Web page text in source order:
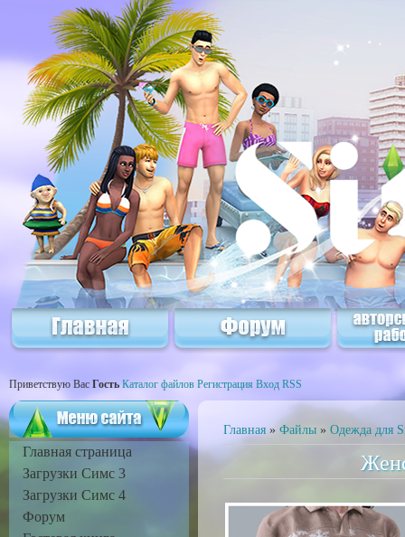
Приветствую Вас Гость Каталог файлов Регистрация Вход RSS
Главная страница
Загрузки Симс 3
Загрузки Симс 4
Форум
Главная» Файлы» Одежда для